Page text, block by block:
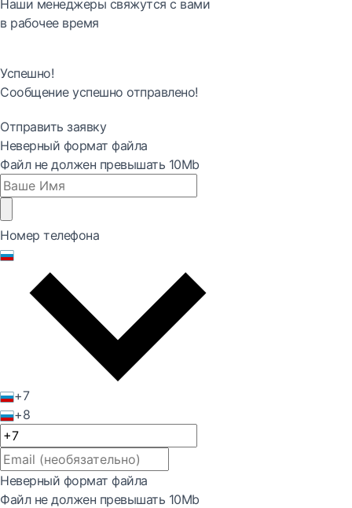
Наши менеджеры свяжутся с вами
в рабочее время
Успешно!
Сообщение успешно отправлено!
Отправить заявку
Неверный формат файла
Файл не должен превышать 10Mb
Номер телефона
+7
+8
Неверный формат файла
Файл не должен превышать 10Mb